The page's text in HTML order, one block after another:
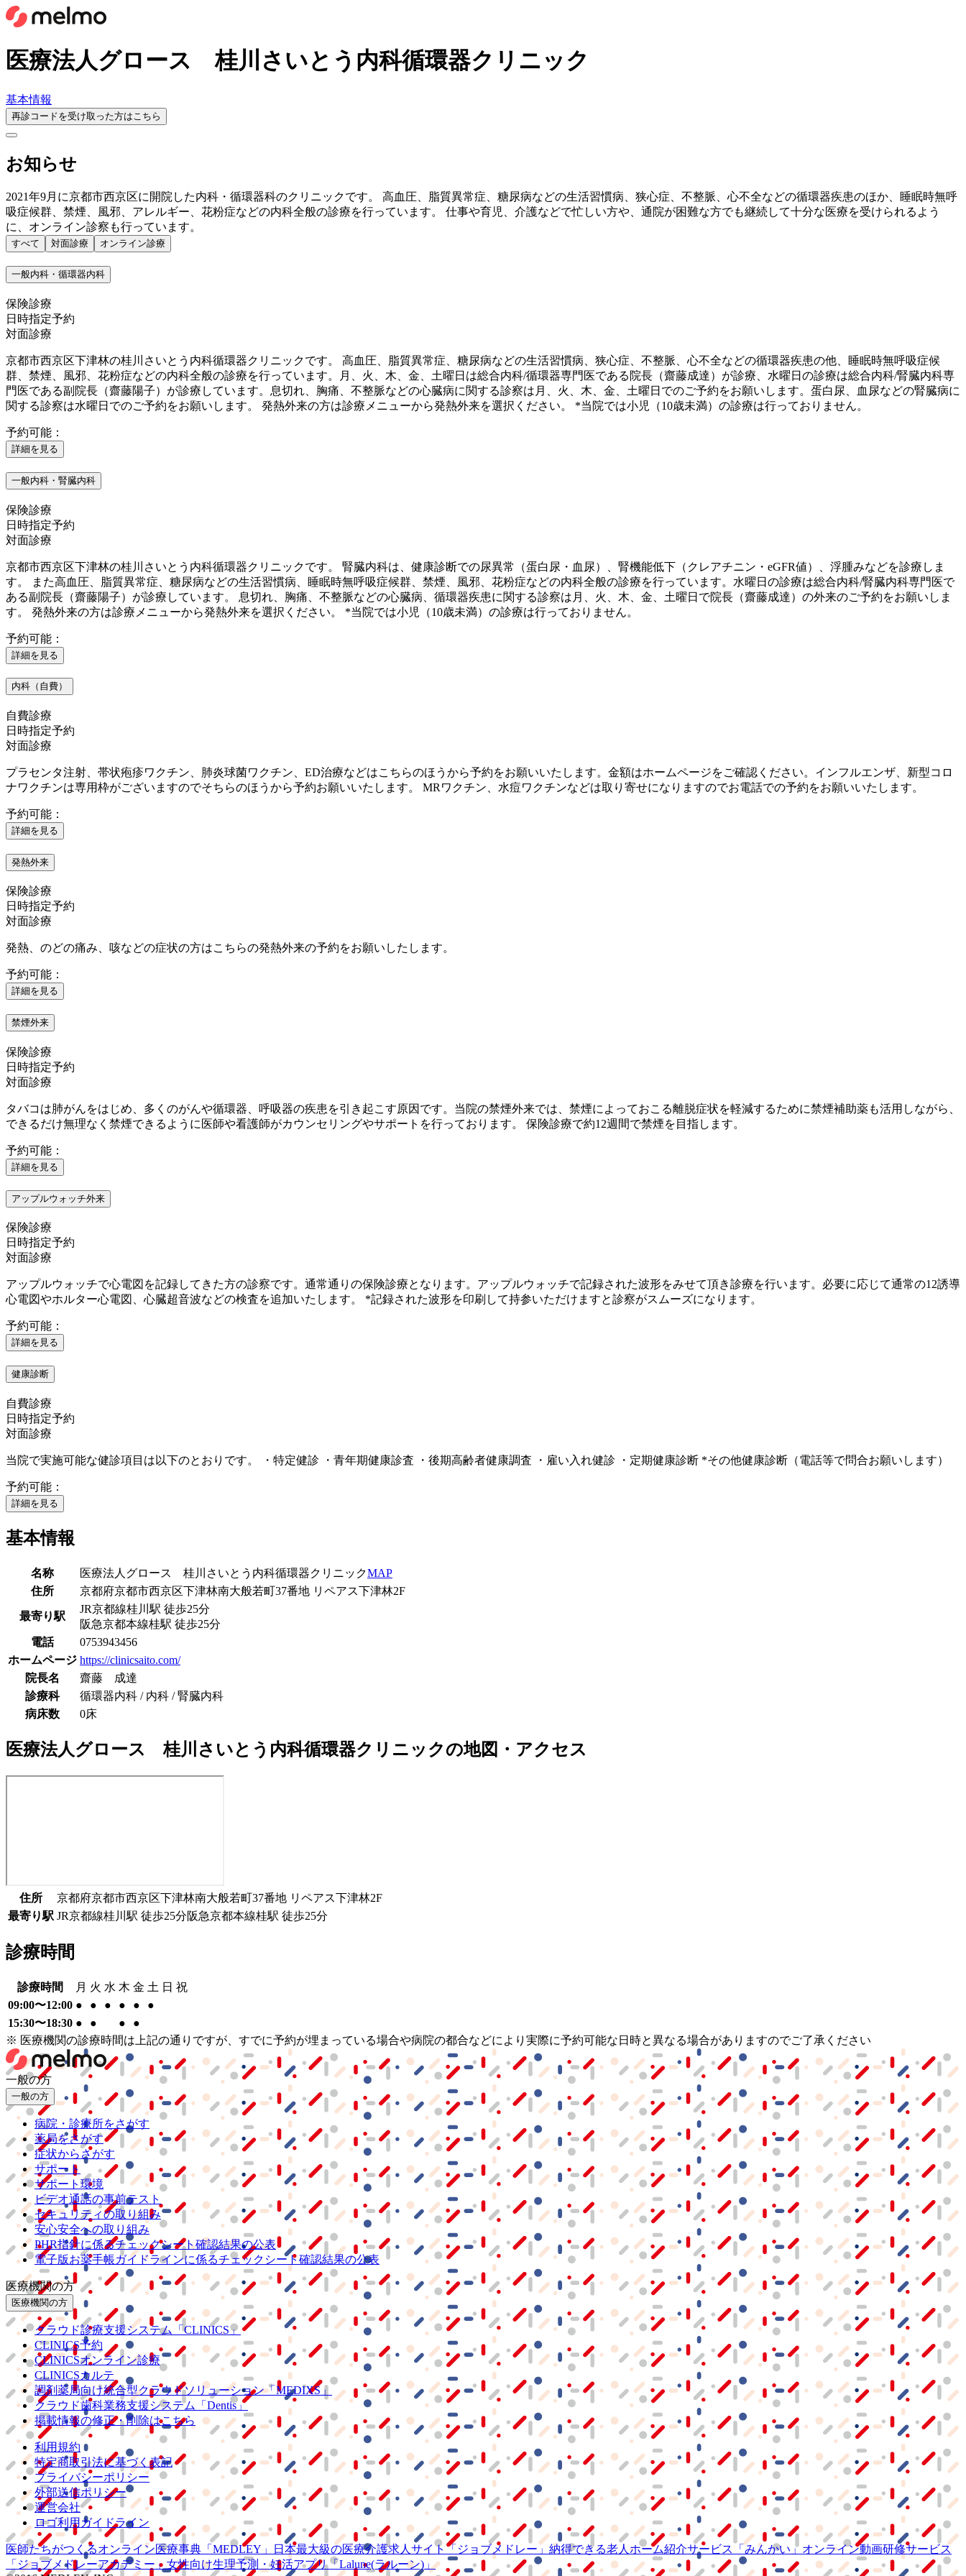
医療法人グロース 桂川さいとう内科循環器クリニック
基本情報
再診コードを受け取った方はこちら
お知らせ
2021年9月に京都市西京区に開院した内科・循環器科のクリニックです。 高血圧、脂質異常症、糖尿病などの生活習慣病、狭心症、不整脈、心不全などの循環器疾患のほか、睡眠時無呼
吸症候群、禁煙、風邪、アレルギー、花粉症などの内科全般の診療を行っています。 仕事や育児、介護などで忙しい方や、通院が困難な方でも継続して十分な医療を受けられるよう
に、オンライン診察も行っています。
すべて 対面診療 オンライン診療
一般内科・循環器内科
保険診療
日時指定予約
対面診療
京都市西京区下津林の桂川さいとう内科循環器クリニックです。 高血圧、脂質異常症、糖尿病などの生活習慣病、狭心症、不整脈、心不全などの循環器疾患の他、睡眠時無呼吸症候
群、禁煙、風邪、花粉症などの内科全般の診療を行っています。月、火、木、金、土曜日は総合内科/循環器専門医である院長（齋藤成達）が診療、水曜日の診療は総合内科/腎臓内科専
門医である副院長（齋藤陽子）が診療しています。息切れ、胸痛、不整脈などの心臓病に関する診察は月、火、木、金、土曜日でのご予約をお願いします。蛋白尿、血尿などの腎臓病に
関する診察は水曜日でのご予約をお願いします。 発熱外来の方は診療メニューから発熱外来を選択ください。 *当院では小児（10歳未満）の診療は行っておりません。
予約可能：
詳細を見る
一般内科・腎臓内科
保険診療
日時指定予約
対面診療
京都市西京区下津林の桂川さいとう内科循環器クリニックです。 腎臓内科は、健康診断での尿異常（蛋白尿・血尿）、腎機能低下（クレアチニン・eGFR値）、浮腫みなどを診療しま
す。 また高血圧、脂質異常症、糖尿病などの生活習慣病、睡眠時無呼吸症候群、禁煙、風邪、花粉症などの内科全般の診療を行っています。水曜日の診療は総合内科/腎臓内科専門医で
ある副院長（齋藤陽子）が診療しています。 息切れ、胸痛、不整脈などの心臓病、循環器疾患に関する診察は月、火、木、金、土曜日で院長（齋藤成達）の外来のご予約をお願いしま
す。 発熱外来の方は診療メニューから発熱外来を選択ください。 *当院では小児（10歳未満）の診療は行っておりません。
予約可能：
詳細を見る
内科（自費）
自費診療
日時指定予約
対面診療
プラセンタ注射、帯状疱疹ワクチン、肺炎球菌ワクチン、ED治療などはこちらのほうから予約をお願いいたします。金額はホームページをご確認ください。インフルエンザ、新型コロ
ナワクチンは専用枠がございますのでそちらのほうから予約お願いいたします。 MRワクチン、水痘ワクチンなどは取り寄せになりますのでお電話での予約をお願いいたします。
予約可能：
詳細を見る
発熱外来
保険診療
日時指定予約
対面診療
発熱、のどの痛み、咳などの症状の方はこちらの発熱外来の予約をお願いしたします。
予約可能：
詳細を見る
禁煙外来
保険診療
日時指定予約
対面診療
タバコは肺がんをはじめ、多くのがんや循環器、呼吸器の疾患を引き起こす原因です。当院の禁煙外来では、禁煙によっておこる離脱症状を軽減するために禁煙補助薬も活用しながら、
できるだけ無理なく禁煙できるように医師や看護師がカウンセリングやサポートを行っております。 保険診療で約12週間で禁煙を目指します。
予約可能：
詳細を見る
アップルウォッチ外来
保険診療
日時指定予約
対面診療
アップルウォッチで心電図を記録してきた方の診察です。通常通りの保険診療となります。アップルウォッチで記録された波形をみせて頂き診療を行います。必要に応じて通常の12誘導
心電図やホルター心電図、心臓超音波などの検査を追加いたします。 *記録された波形を印刷して持参いただけますと診察がスムーズになります。
予約可能：
詳細を見る
健康診断
自費診療
日時指定予約
対面診療
当院で実施可能な健診項目は以下のとおりです。 ・特定健診 ・青年期健康診査 ・後期高齢者健康調査 ・雇い入れ健診 ・定期健康診断 *その他健康診断（電話等で問合お願いします）
予約可能：
詳細を見る
基本情報
名称 医療法人グロース 桂川さいとう内科循環器クリニックMAP
住所
京都府京都市西京区下津林南大般若町37番地 リペアス下津林2F
最寄り駅
JR京都線桂川駅 徒歩25分
阪急京都本線桂駅 徒歩25分
電話
0753943456
ホームページ https://clinicsaito.com/
院長名
齋藤 成達
診療科
循環器内科 / 内科 / 腎臓内科
病床数
0床
医療法人グロース 桂川さいとう内科循環器クリニックの地図・アクセス
住所
京都府京都市西京区下津林南大般若町37番地 リペアス下津林2F
最寄り駅 JR京都線桂川駅 徒歩25分阪急京都本線桂駅 徒歩25分
診療時間
診療時間 月 火 水 木 金 土 日 祝
09:00〜12:00 ● ● ● ● ●
●
15:30〜18:30 ● ● ●
●
※ 医療機関の診療時間は上記の通りですが、すでに予約が埋まっている場合や病院の都合などにより実際に予約可能な日時と異なる場合がありますのでご了承ください
一般の方
一般の方
病院・診療所をさがす
薬局をさがす
症状からさがす
サポート
サポート環境
ビデオ通話の事前テスト
セキュリティの取り組み
安心安全への取り組み
PHR指針に係るチェックシート確認結果の公表
電子版お薬手帳ガイドラインに係るチェックシート確認結果の公表
医療機関の方
医療機関の方
クラウド診療支援システム
「CLINICS」
CLINICS予約
CLINICSオンライン診療
CLINICSカルテ
調剤薬局向け統合型クラウドソリューション「MEDIXS」
クラウド歯科業務支援システム
「Dentis」
掲載情報の修正・削除はこちら
利用規約
特定商取引法に基づく表記
プライバシーポリシー
外部送信ポリシー
運営会社
ロゴ利用ガイドライン
医師たちがつくるオンライン医療事典 「MEDLEY」 日本最大級の医療介護求人サイト 「ジョブメドレー」 納得できる老人ホーム紹介サービス 「みんかい」 オンライン動画研修サービス
「ジョブメドレーアカデミー」 女性向け生理予測・妊活アプリ「Lalune(ラルーン)」